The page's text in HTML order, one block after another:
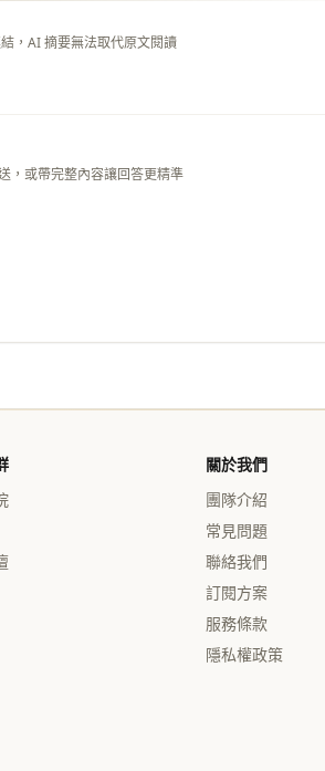
，AI 摘要無法取代原文閱讀
或帶完整內容讓回答更精準
關於我們
團隊介紹
常見問題
聯絡我們
訂閱方案
服務條款
隱私權政策